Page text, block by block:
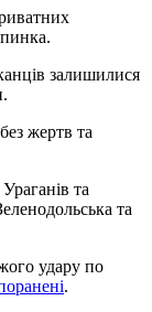
залишилися
жертв та
та
та
удару по
.